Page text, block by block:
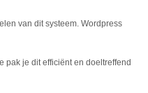
van dit systeem. Wordpress
pak je dit efficiënt en doeltreffend